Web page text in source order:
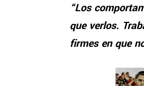
“Los
que verlos.
firmes en que